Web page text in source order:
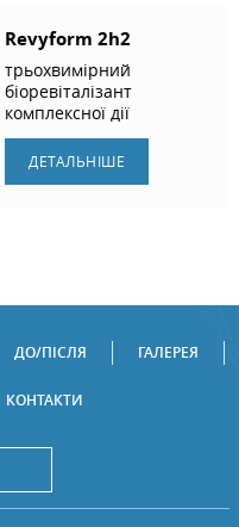
Revyform 2h2
трьохвимірний
біоревіталізант
комплексної дії
ДЕТАЛЬНIШЕ
ДО/ПІСЛЯ ГАЛЕРЕЯ
КОНТАКТИ